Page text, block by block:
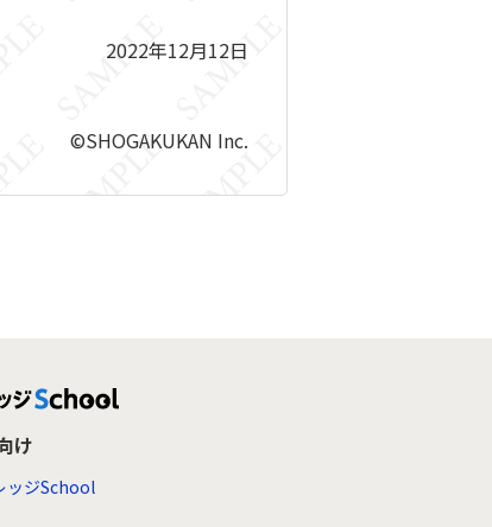
2022年12月12日
©SHOGAKUKAN Inc.
け
ッジSchool